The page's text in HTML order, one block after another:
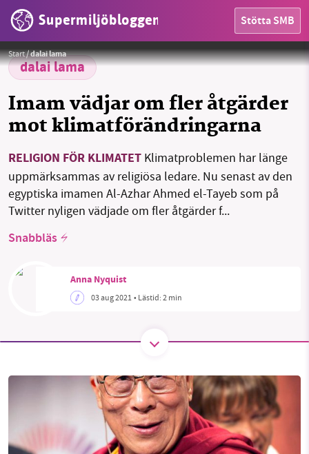
Supermiljöbloggen Stötta SMB
HEM
OMRÅDEN
MILJÖFAKTA
Sök Sparade inlägg Tipsa oss
Threads
Start/dalai lama
dalai lama
Imam vädjar om fler åtgärder
mot klimatförändringarna
RELIGION FÖR KLIMATET Klimatproblemen har länge
uppmärksammas av religiösa ledare. Nu senast av den
egyptiska imamen Al-Azhar Ahmed el-Tayeb som på
Twitter nyligen vädjade om fler åtgärder f...
Snabbläs
Anna Nyquist
03 aug 2021• Lästid:2 min
Foto:lapping från Pixabay
SMB kämpar för en hållbar framtid. Sedan
starten 2010 har vår ideella redaktion drivit
miljödebatten framåt genom
nyhetsbevakning och granskningar. Nu vill vi
utveckla vårt arbete – och vi hoppas att du
Stötta vårt arbete genom att swisha en slant till
Läs vad vi vill göra